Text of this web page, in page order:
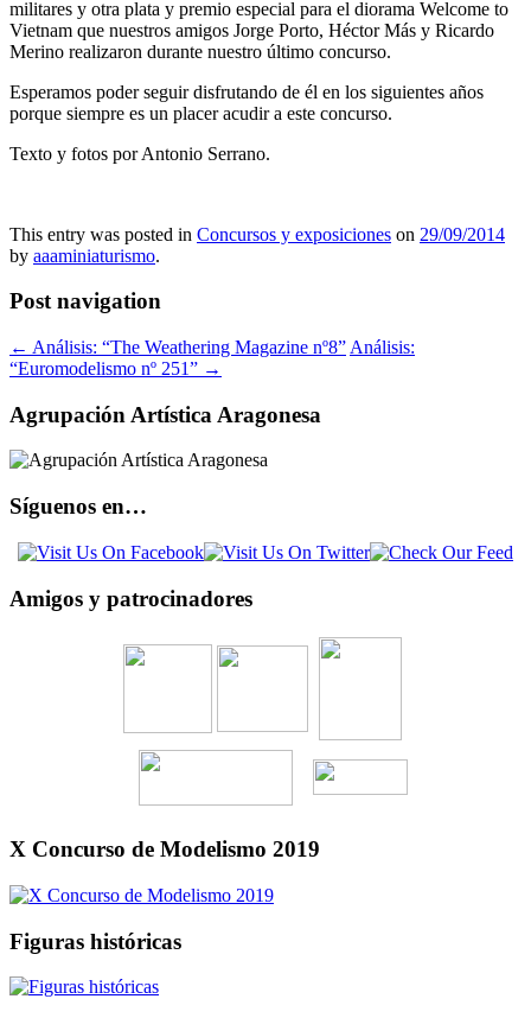
militares y otra plata y premio especial para el diorama Welcome to
Vietnam que nuestros amigos Jorge Porto, Héctor Más y Ricardo
Merino realizaron durante nuestro último concurso.
Esperamos poder seguir disfrutando de él en los siguientes años
porque siempre es un placer acudir a este concurso.
Texto y fotos por Antonio Serrano.
This entry was posted in Concursos y exposiciones on 29/09/2014
by aaaminiaturismo.
Post navigation
← Análisis: “The Weathering Magazine nº8” Análisis:
“Euromodelismo nº 251” →
Agrupación Artística Aragonesa
Síguenos en…
Amigos y patrocinadores
X Concurso de Modelismo 2019
Figuras históricas